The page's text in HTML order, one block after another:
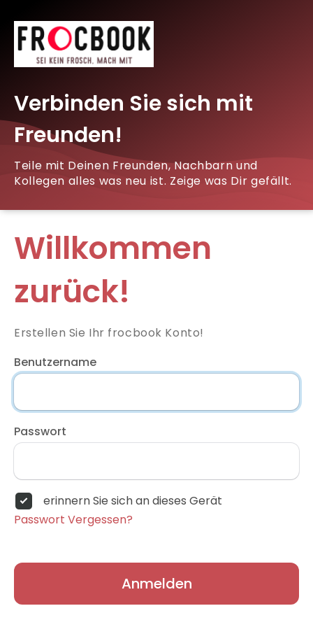
Verbinden Sie sich mit
Freunden!
Teile mit Deinen Freunden, Nachbarn und
Kollegen alles was neu ist. Zeige was Dir gefällt.
Willkommen
zurück!
Erstellen Sie Ihr frocbook Konto!
Benutzername
Passwort
erinnern Sie sich an dieses Gerät
Passwort Vergessen?
Anmelden